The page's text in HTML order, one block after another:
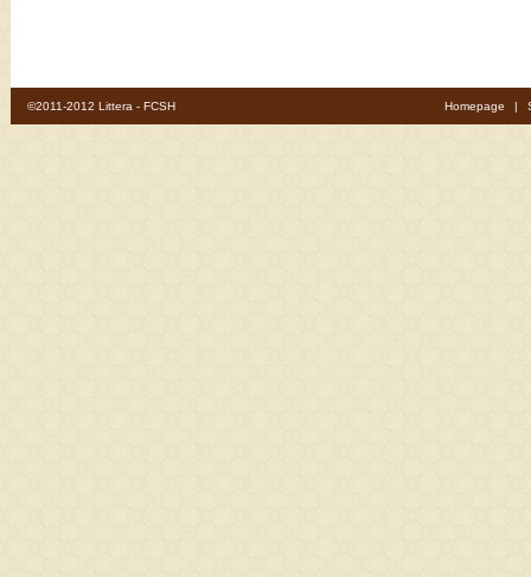
©2011-2012 Littera - FCSH Homepage |